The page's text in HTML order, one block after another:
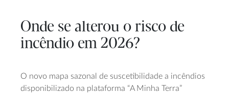
Onde se alterou o risco de
incêndio em 2026?
O novo mapa sazonal de suscetibilidade a incêndios
disponibilizado na plataforma “A Minha Terra”